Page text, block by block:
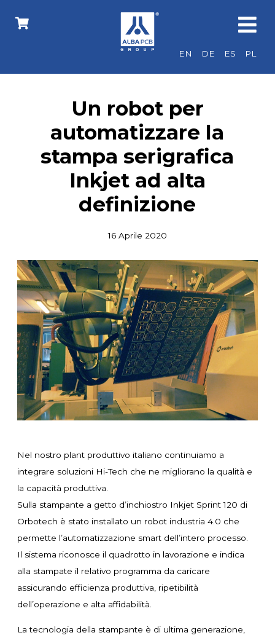
EN DE ES PL
Un robot per
automatizzare la
stampa serigrafica
Inkjet ad alta
definizione
16 Aprile 2020
Nel nostro plant produttivo italiano continuiamo a
integrare soluzioni Hi-Tech che ne migliorano la qualità e
la capacità produttiva.
Sulla stampante a getto d’inchiostro Inkjet Sprint 120 di
Orbotech è stato installato un robot industria 4.0 che
permette l’automatizzazione smart dell’intero processo.
Il sistema riconosce il quadrotto in lavorazione e indica
alla stampate il relativo programma da caricare
assicurando efficienza produttiva, ripetibilità
dell’operazione e alta affidabilità.
La tecnologia della stampante è di ultima generazione,